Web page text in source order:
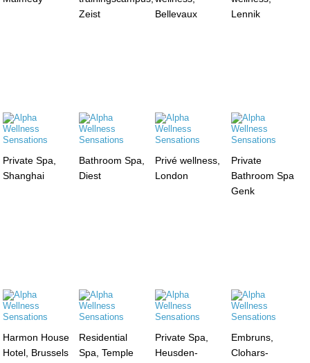
Zeist
Bellevaux
Lennik
Private Spa,
Shanghai
Bathroom Spa,
Diest
Privé wellness,
London
Private
Bathroom Spa
Genk
Harmon House
Hotel, Brussels
Residential
Spa, Temple
Private Spa,
Heusden-
Embruns,
Clohars-